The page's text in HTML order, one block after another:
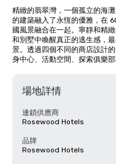
精緻的翡翠灣，一個孤立的海
的建築融入了永恆的優雅，在
國風景融合在一起。寧靜和精
和別墅中喚醒真正的逃生感，
景。透過四個不同的商店設計
身中心、活動空間、探索俱樂
場地詳情
連鎖供應商
Rosewood Hotels
品牌
Rosewood Hotels